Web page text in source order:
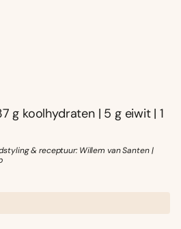
g koolhydraten | 5 g eiwit | 1
& receptuur: Willem van Santen |